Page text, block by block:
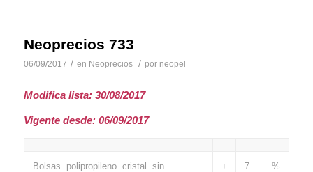
Neoprecios 733
06/09/2017 / en Neoprecios / por neopel
Modifica lista:30/08/2017
Vigente desde:06/09/2017
Bolsas polipropileno cristal sin
+ 7 %